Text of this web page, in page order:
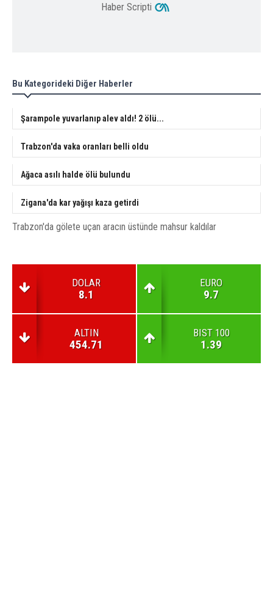
Haber Scripti
Bu Kategorideki Diğer Haberler
Şarampole yuvarlanıp alev aldı! 2 ölü...
Trabzon'da vaka oranları belli oldu
Ağaca asılı halde ölü bulundu
Zigana'da kar yağışı kaza getirdi
Trabzon'da gölete uçan aracın üstünde mahsur kaldılar
DOLAR
8.1
EURO
9.7
ALTIN
454.71
BIST 100
1.39